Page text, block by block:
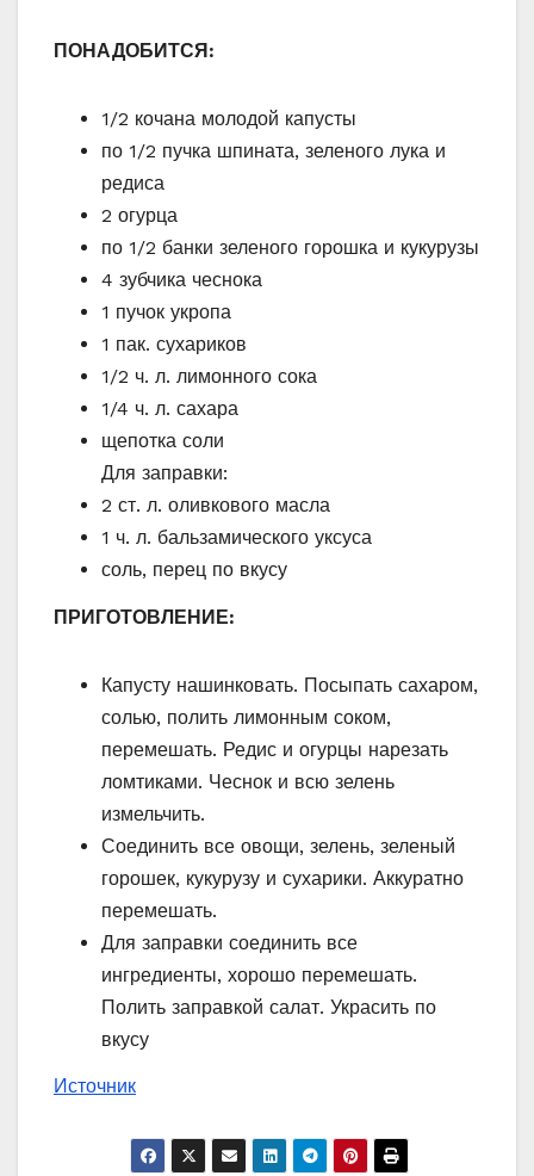
ПОНАДОБИТСЯ:
1/2 кочана молодой капусты
по 1/2 пучка шпината, зеленого лука и
редиса
2 огурца
по 1/2 банки зеленого горошка и кукурузы
4 зубчика чеснока
1 пучок укропа
1 пак. сухариков
1/2 ч. л. лимонного сока
1/4 ч. л. сахара
щепотка соли
Для заправки:
2 ст. л. оливкового масла
1 ч. л. бальзамического уксуса
соль, перец по вкусу
ПРИГОТОВЛЕНИЕ:
Капусту нашинковать. Посыпать сахаром,
солью, полить лимонным соком,
перемешать. Редис и огурцы нарезать
ломтиками. Чеснок и всю зелень
измельчить.
Соединить все овощи, зелень, зеленый
горошек, кукурузу и сухарики. Аккуратно
перемешать.
Для заправки соединить все
ингредиенты, хорошо перемешать.
Полить заправкой салат. Украсить по
вкусу
Источник